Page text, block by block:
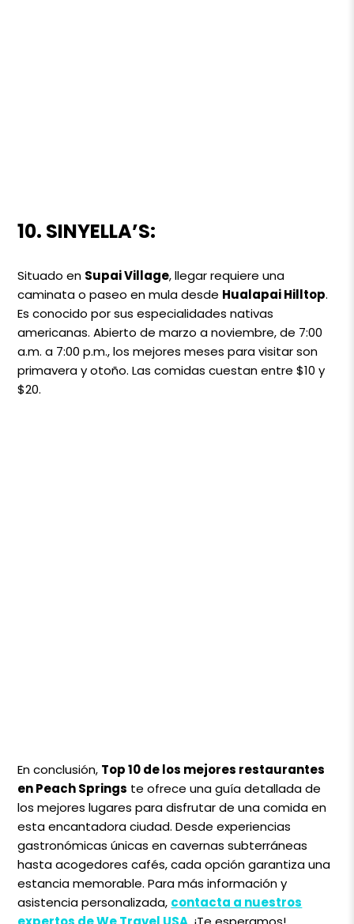
10. SINYELLA’S:
Situado en Supai Village, llegar requiere una
caminata o paseo en mula desde Hualapai Hilltop.
Es conocido por sus especialidades nativas
americanas. Abierto de marzo a noviembre, de 7:00
a.m. a 7:00 p.m., los mejores meses para visitar son
primavera y otoño. Las comidas cuestan entre $10 y
$20.
En conclusión, Top 10 de los mejores restaurantes
en Peach Springs te ofrece una guía detallada de
los mejores lugares para disfrutar de una comida en
esta encantadora ciudad. Desde experiencias
gastronómicas únicas en cavernas subterráneas
hasta acogedores cafés, cada opción garantiza una
estancia memorable. Para más información y
asistencia personalizada, contacta a nuestros